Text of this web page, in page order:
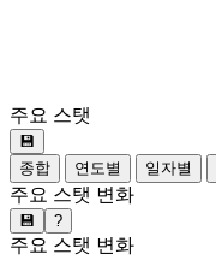
주요 스탯
💾
종합
연도별 일자별
주요 스탯 변화
💾 ?
주요 스탯 변화